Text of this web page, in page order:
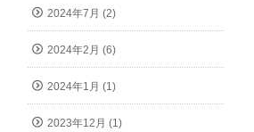
2024年7月 (2)
2024年2月 (6)
2024年1月 (1)
2023年12月 (1)